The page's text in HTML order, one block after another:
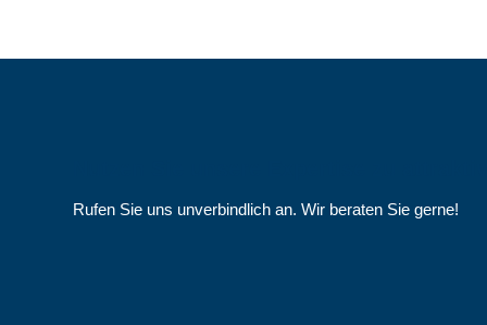
Rufen Sie uns unverbindlich an. Wir beraten Sie gerne!